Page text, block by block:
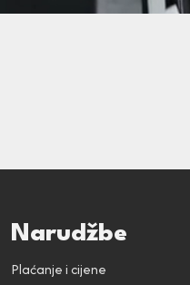
Narudžbe
Plaćanje i cijene